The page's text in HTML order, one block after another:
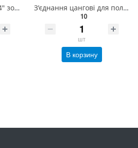
Швидкознім "тато" 1/4" зовнішня різь AIRKRAFT SE3-2PM
З'єднання цангові для поліуретанових шлангів PU/PR (Р-обр., шланг) 4мм AIRKRAFT SPV04
10
шт
В корзину